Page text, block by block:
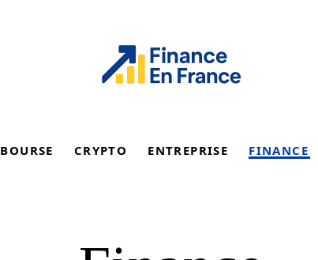
BOURSE CRYPTO ENTREPRISE FINANCE